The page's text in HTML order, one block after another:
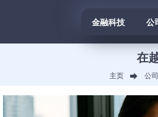
金融科技 公
在
主页 公